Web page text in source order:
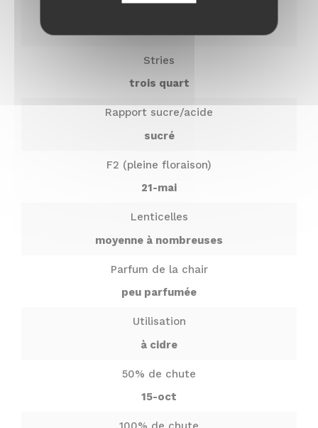
Texture de la chair
Stries
trois quart
Rapport sucre/acide
sucré
F2 (pleine floraison)
21-mai
Lenticelles
moyenne à nombreuses
Parfum de la chair
peu parfumée
Utilisation
à cidre
50% de chute
15-oct